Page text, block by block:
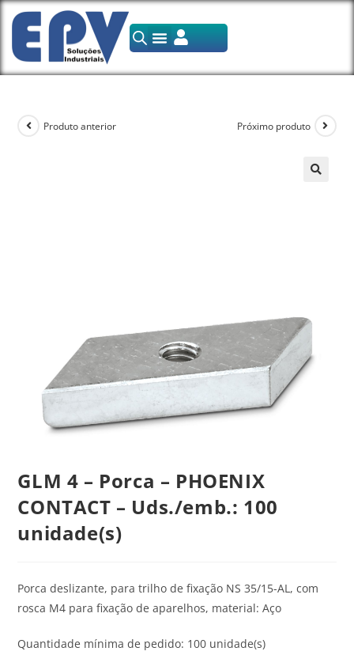
Produto anterior Próximo produto
GLM 4 – Porca – PHOENIX
CONTACT – Uds./emb.: 100
unidade(s)
Porca deslizante, para trilho de fixação NS 35/15-AL, com
rosca M4 para fixação de aparelhos, material: Aço
Quantidade mínima de pedido: 100 unidade(s)